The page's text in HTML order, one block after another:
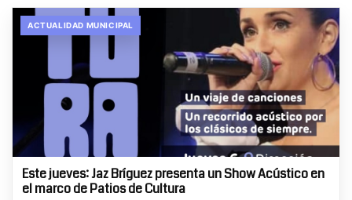
ACTUALIDAD MUNICIPAL
Este jueves: Jaz Bríguez presenta un Show Acústico en
el marco de Patios de Cultura